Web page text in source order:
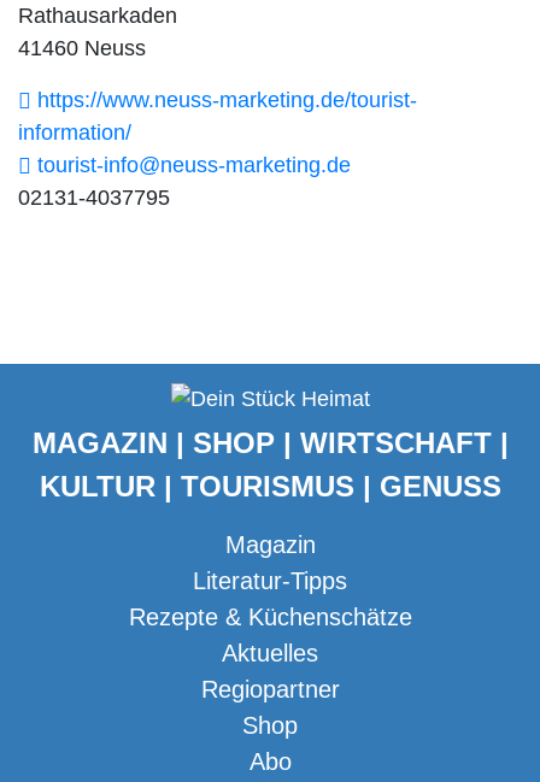
Rathausarkaden
41460 Neuss
https://www.neuss-marketing.de/tourist-
information/
tourist-info@neuss-marketing.de
02131-4037795
MAGAZIN | SHOP | WIRTSCHAFT |
KULTUR | TOURISMUS | GENUSS
Magazin
Literatur-Tipps
Rezepte & Küchenschätze
Aktuelles
Regiopartner
Shop
Abo